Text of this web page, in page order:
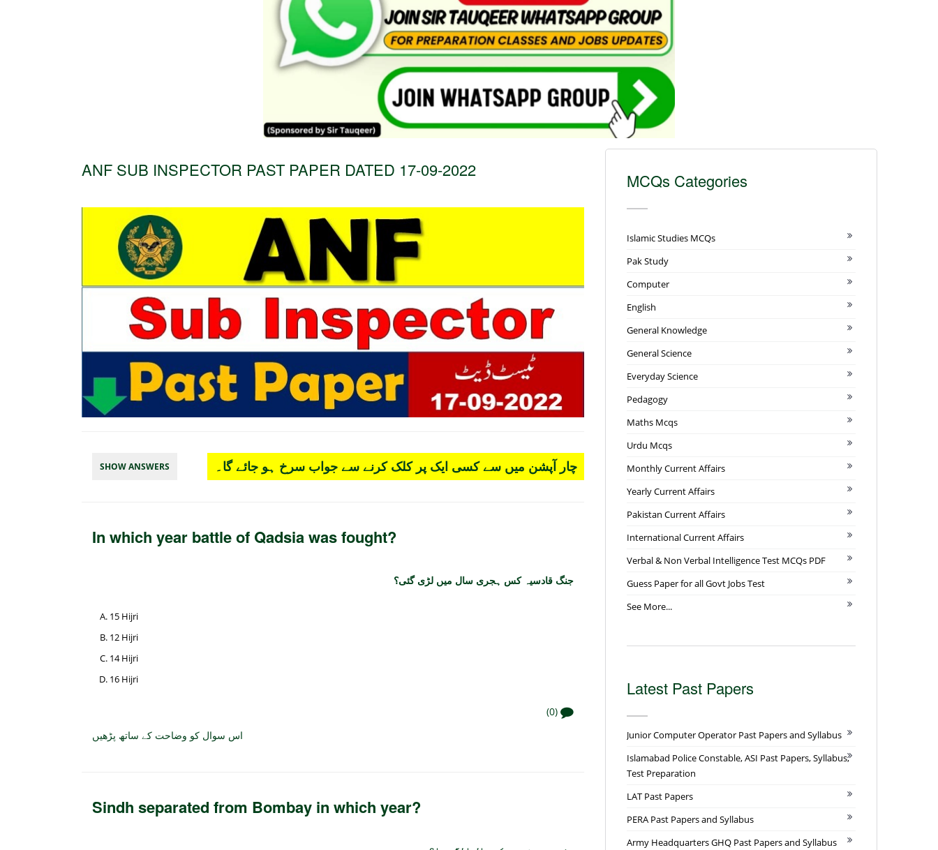
ANF SUB INSPECTOR PAST PAPER DATED 17-09-2022
SHOW ANSWERS چار آپشن میں سے کسی ایک پر کلک کرنے سے جواب سرخ ہو جائے گا۔
In which year battle of Qadsia was fought?
جنگ قادسیہ کس ہجری سال میں لڑی گئی؟
15 Hijri
12 Hijri
14 Hijri
16 Hijri
(0)
اس سوال کو وضاحت کے ساتھ پڑھیں
Sindh separated from Bombay in which year?
MCQs Categories
Islamic Studies MCQs
Pak Study
Computer
English
General Knowledge
General Science
Everyday Science
Pedagogy
Maths Mcqs
Urdu Mcqs
Monthly Current Affairs
Yearly Current Affairs
Pakistan Current Affairs
International Current Affairs
Verbal & Non Verbal Intelligence Test MCQs PDF
Guess Paper for all Govt Jobs Test
See More...
Latest Past Papers
Junior Computer Operator Past Papers and Syllabus
Islamabad Police Constable, ASI Past Papers, Syllabus,
Test Preparation
LAT Past Papers
PERA Past Papers and Syllabus
Army Headquarters GHQ Past Papers and Syllabus